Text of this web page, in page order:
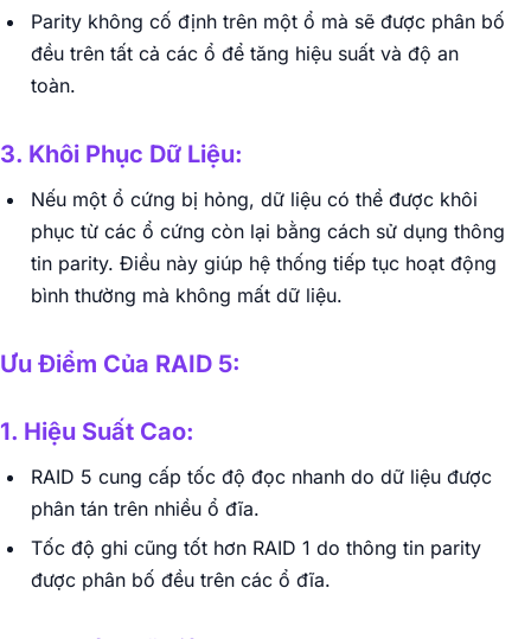
Parity không cố định trên một ổ mà sẽ được phân bố
đều trên tất cả các ổ để tăng hiệu suất và độ an
toàn.
3. Khôi Phục Dữ Liệu:
Nếu một ổ cứng bị hỏng, dữ liệu có thể được khôi
phục từ các ổ cứng còn lại bằng cách sử dụng thông
tin parity. Điều này giúp hệ thống tiếp tục hoạt động
bình thường mà không mất dữ liệu.
Ưu Điểm Của RAID 5:
1. Hiệu Suất Cao:
RAID 5 cung cấp tốc độ đọc nhanh do dữ liệu được
phân tán trên nhiều ổ đĩa.
Tốc độ ghi cũng tốt hơn RAID 1 do thông tin parity
được phân bố đều trên các ổ đĩa.